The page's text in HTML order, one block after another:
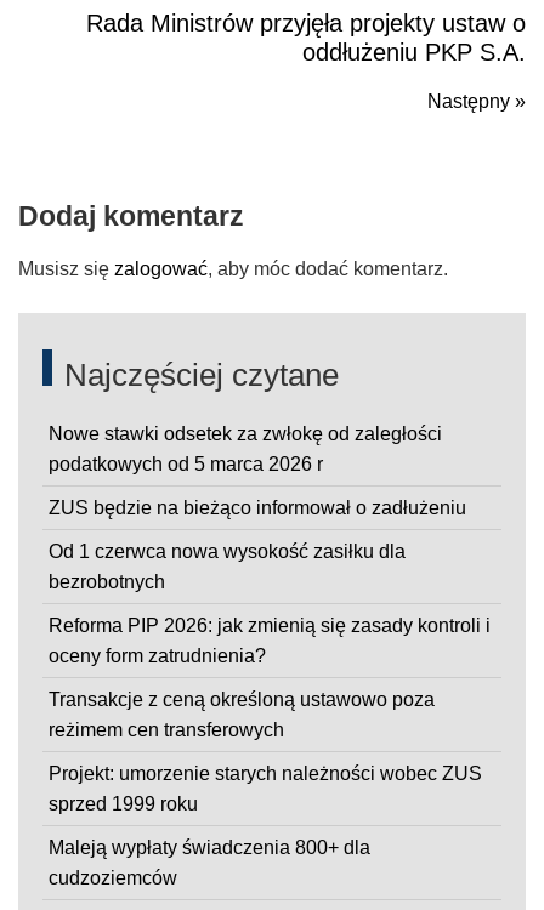
PoprzedniRada Ministrów przyjęła projekty ustaw o
oddłużeniu PKP S.A.
Następny »
Dodaj komentarz
Musisz się zalogować, aby móc dodać komentarz.
Najczęściej czytane
Nowe stawki odsetek za zwłokę od zaległości
podatkowych od 5 marca 2026 r
ZUS będzie na bieżąco informował o zadłużeniu
Od 1 czerwca nowa wysokość zasiłku dla
bezrobotnych
Reforma PIP 2026: jak zmienią się zasady kontroli i
oceny form zatrudnienia?
Transakcje z ceną określoną ustawowo poza
reżimem cen transferowych
Projekt: umorzenie starych należności wobec ZUS
sprzed 1999 roku
Maleją wypłaty świadczenia 800+ dla
cudzoziemców